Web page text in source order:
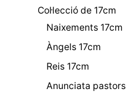
Col·lecció de 17cm
Naixements 17cm
Àngels 17cm
Reis 17cm
Anunciata pastors